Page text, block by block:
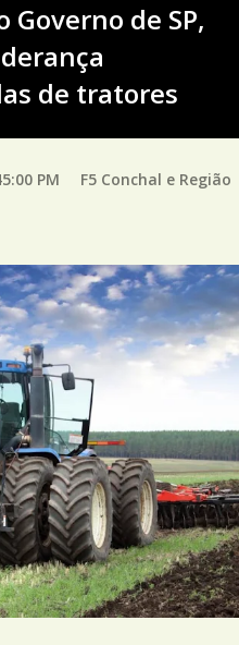
de SP,
de tratores
PM F5 Conchal e Região